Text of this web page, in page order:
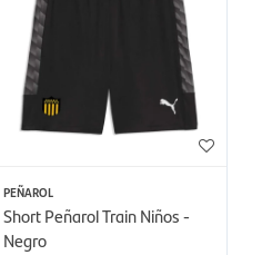
PEÑAROL
Short Peñarol Train Niños -
Negro